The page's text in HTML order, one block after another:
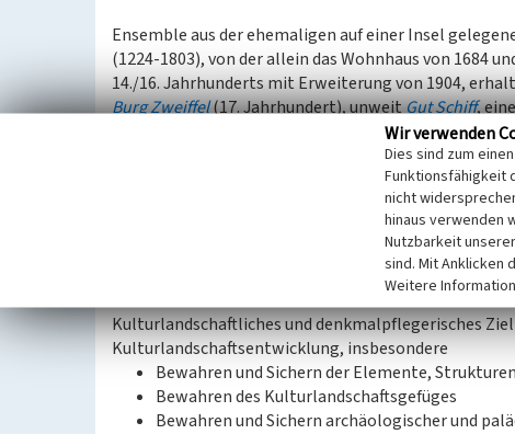
Ensemble aus der ehemaligen auf einer Insel
(1224-1803), von der allein das Wohnhaus von 1684
14./16. Jahrhunderts mit Erweiterung von 1904,
Burg Zweiffel(17. Jahrhundert), unweitGut Schiff,
Jahrhunderts; Relikte der PulvermühleAm Schiff
Sprengwällen und Hohlwegen (Bodendenkmäler).
,
, Wassermühle von 1856-58
Im Umfeld von Großbüchel mehrere Steinbrüche
Kulturlandschaftliches und denkmalpflegerisches
Kulturlandschaftsentwicklung, insbesondere
Bewahren und Sichern der Elemente,
Bewahren des Kulturlandschaftsgefüges
Bewahren und Sichern archäologischer und
Wir verwenden
Dies sind zum
Funktionsfähigkeit
nicht
hinaus verwenden
Nutzbarkeit
sind. Mit Anklicken
Weitere